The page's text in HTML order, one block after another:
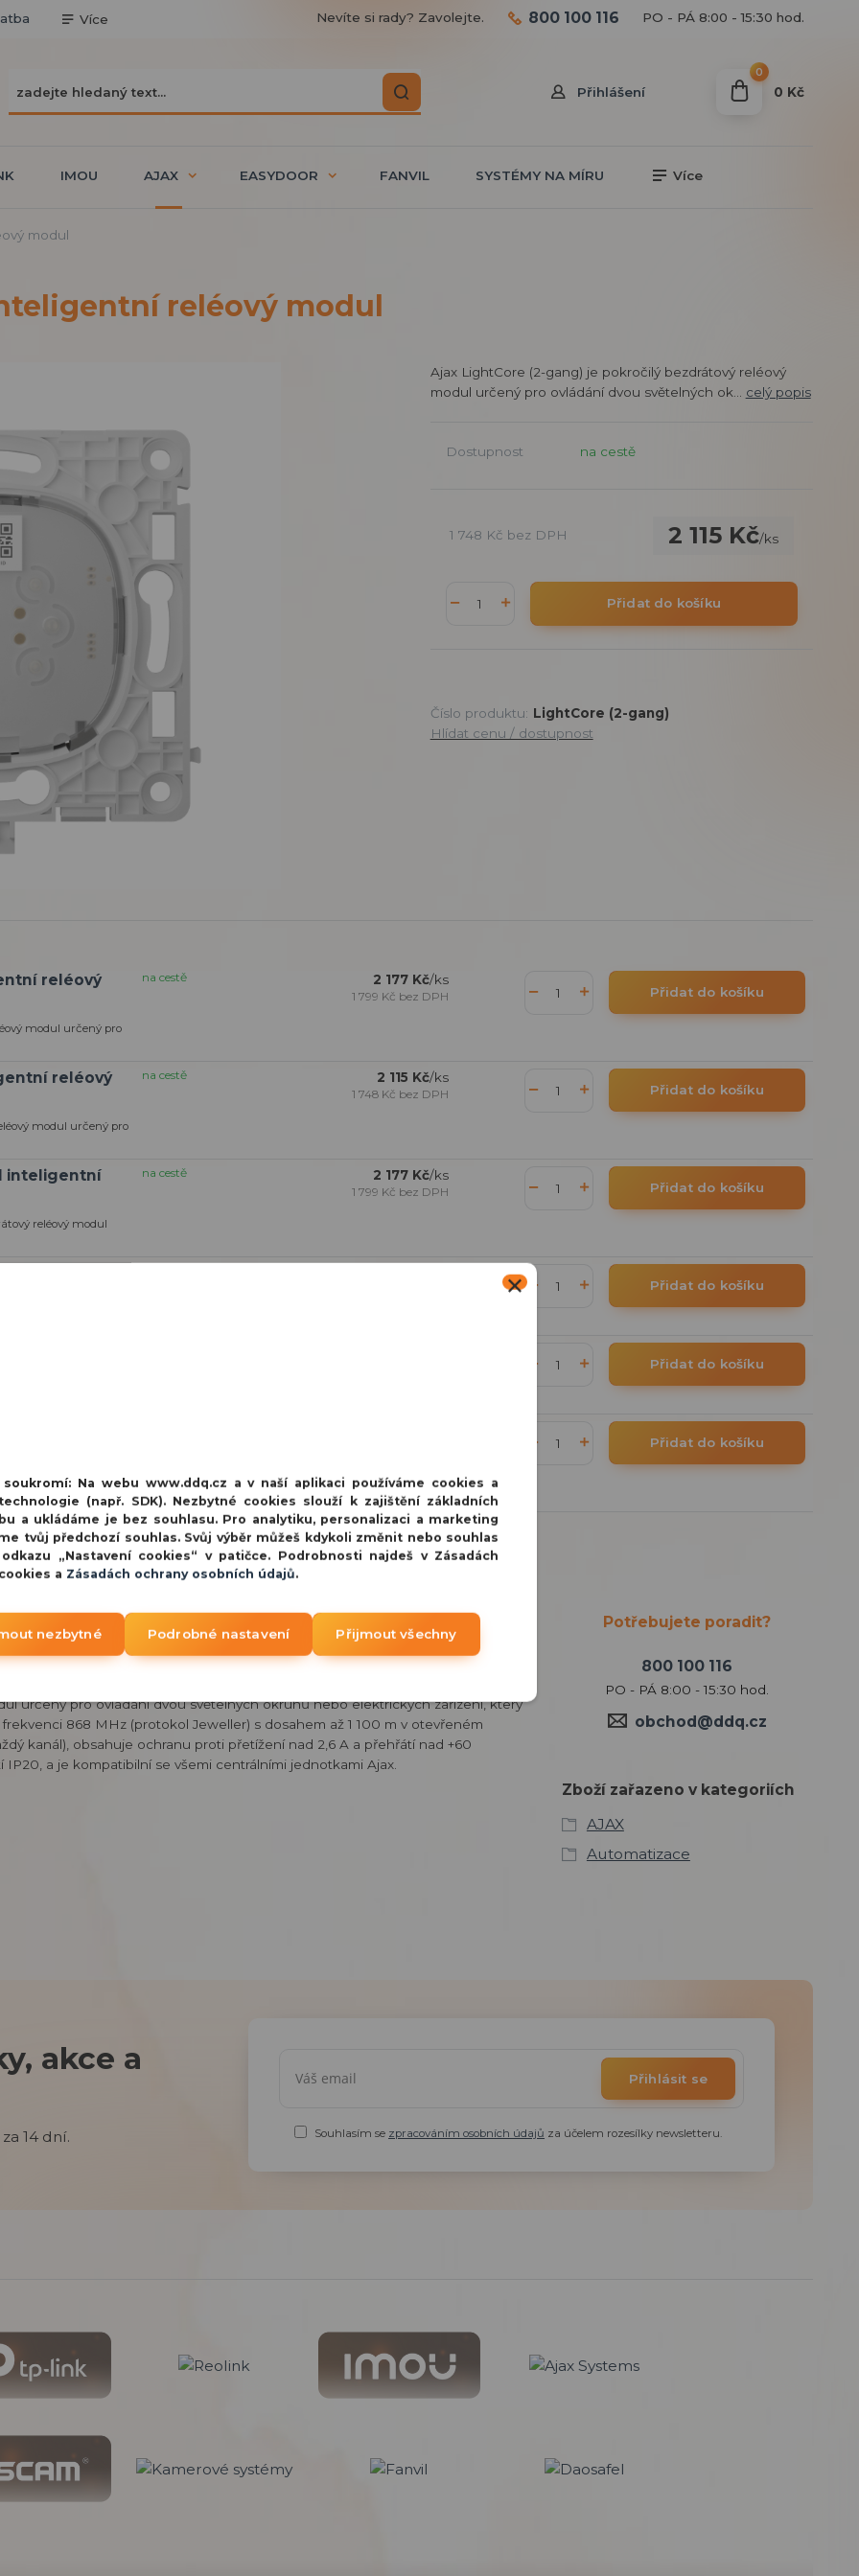
Více
Přihlášení
Nevíte si rady? Zavolejte. 800 100 116 PO - PÁ 8:00 - 15:30 hod.
0
0 Kč
IMOU AJAX EASYDOOR FANVIL SYSTÉMY NA MÍRU Více
modul
reléový modul
Ajax LightCore (2-gang) je pokročilý bezdrátový reléový
modul určený pro ovládání dvou světelných ok... celý popis
Dostupnost na cestě
2 115 Kč/ks
1 748 Kč bez DPH
Přidat do košíku
Číslo produktu: LightCore (2-gang)
Hlídat cenu / dostupnost
reléový
modul určený pro
2 177 Kč/ks
1 799 Kč bez DPH
na cestě
Přidat do košíku
reléový
modul určený pro
2 115 Kč/ks
1 748 Kč bez DPH
na cestě
Přidat do košíku
inteligentní
reléový modul
2 177 Kč/ks
1 799 Kč bez DPH
na cestě
Přidat do košíku
reléový modul
určený pro
Přidat do košíku
modul
určený pro ovládání
Přidat do košíku
reléový
modul určený pro
Přidat do košíku
určený pro ovládání dvou světelných okruhů nebo elektrických zařízení, který
868 MHz (protokol Jeweller) s dosahem až 1 100 m v otevřeném
kanál), obsahuje ochranu proti přetížení nad 2,6 A a přehřátí nad +60
IP20, a je kompatibilní se všemi centrálními jednotkami Ajax.
Potřebujete poradit?
800 100 116
PO - PÁ 8:00 - 15:30 hod.
obchod@ddq.cz
Zboží zařazeno v kategoriích
AJAX
Automatizace
akce a
14 dní.
Přihlásit se
Souhlasím se zpracováním osobních údajů za účelem rozesílky newsletteru.
soukromí: Na webu www.ddq.cz a v naší aplikaci používáme cookies a
(např. SDK). Nezbytné cookies slouží k zajištění základních
a ukládáme je bez souhlasu. Pro analytiku, personalizaci a marketing
tvůj předchozí souhlas. Svůj výběr můžeš kdykoli změnit nebo souhlas
„Nastavení cookies“ v patičce. Podrobnosti najdeš v Zásadách
a Zásadách ochrany osobních údajů.
nezbytné Podrobné nastavení Přijmout všechny